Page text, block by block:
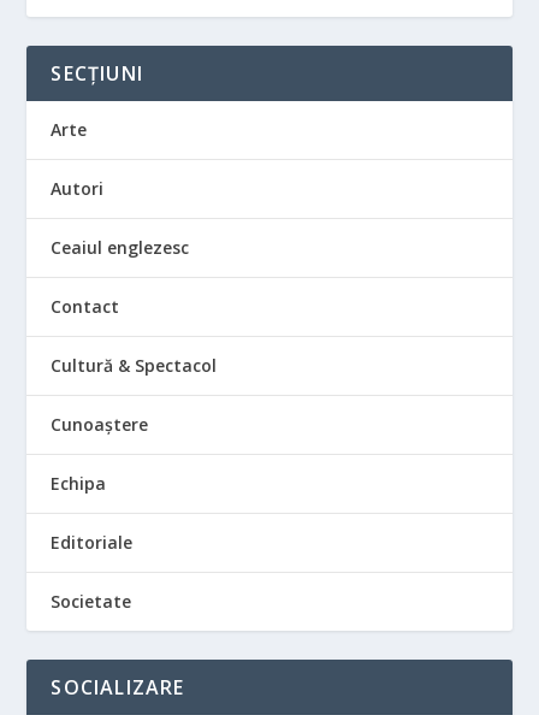
SECȚIUNI
Arte
Autori
Ceaiul englezesc
Contact
Cultură & Spectacol
Cunoaștere
Echipa
Editoriale
Societate
SOCIALIZARE